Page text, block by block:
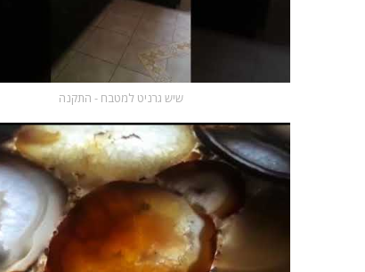
שיש גרניט למטבח - התקנה